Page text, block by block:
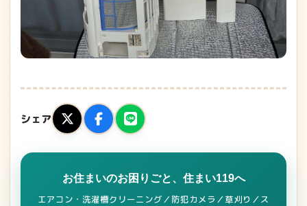
シェア
お住まいのお困りごと、住まい119へ
エアコン・洗濯槽クリーニング／防犯カメラ／草刈り／ス